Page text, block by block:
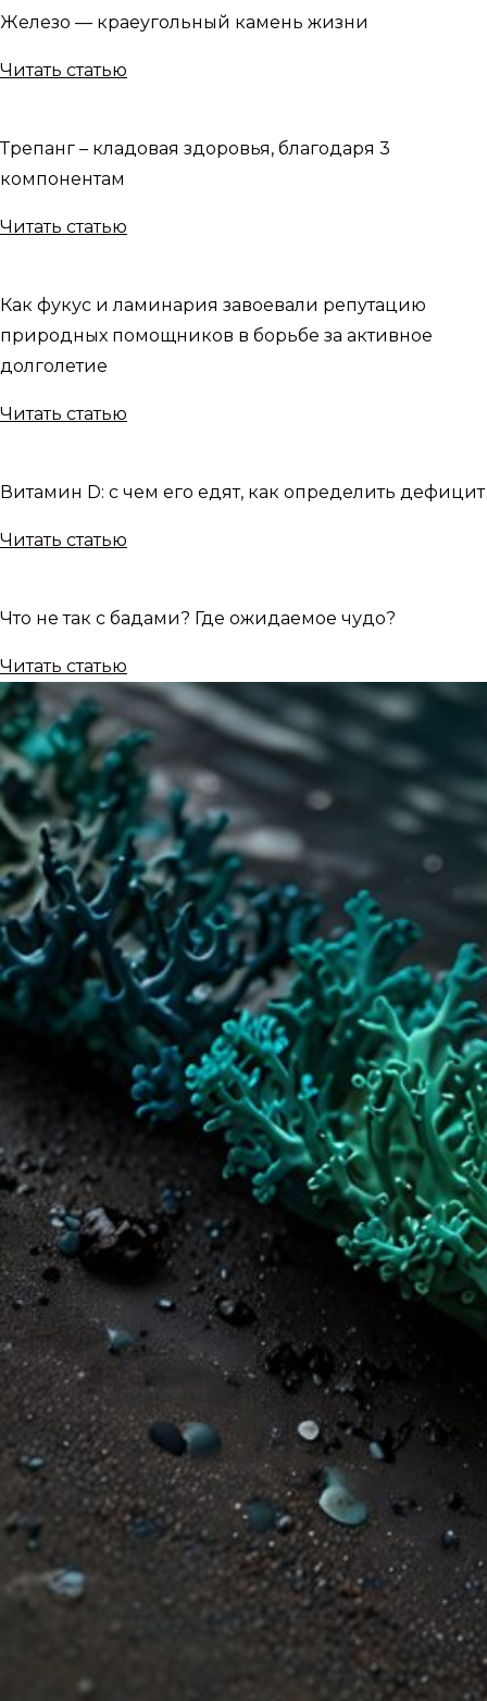
Железо — краеугольный камень жизни
Читать статью
Трепанг – кладовая здоровья, благодаря 3
компонентам
Читать статью
Как фукус и ламинария завоевали репутацию
природных помощников в борьбе за активное
долголетие
Читать статью
Витамин D: с чем его едят, как определить дефицит
Читать статью
Что не так с бадами? Где ожидаемое чудо?
Читать статью